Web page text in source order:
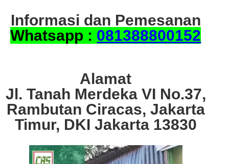
Informasi dan Pemesanan
Whatsapp : 081388800152
Alamat
Jl. Tanah Merdeka VI No.37,
Rambutan Ciracas, Jakarta
Timur, DKI Jakarta 13830